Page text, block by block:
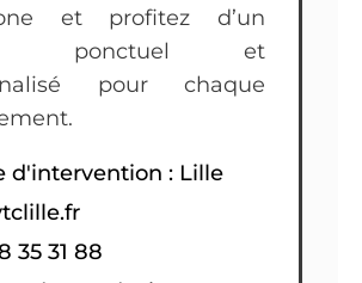
et profitez d’un
ponctuel et
pour chaque
d'intervention : Lille
35 31 88